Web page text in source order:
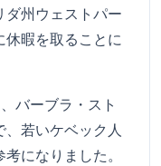
ダ州ウェストパー
休暇を取ることに
バーブラ・スト
若いケベック人
になりました。